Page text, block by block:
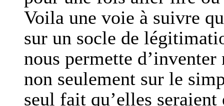
Voila une voie à suivre
sur un socle de
nous permette
non seulement sur le
seul fait qu’elles